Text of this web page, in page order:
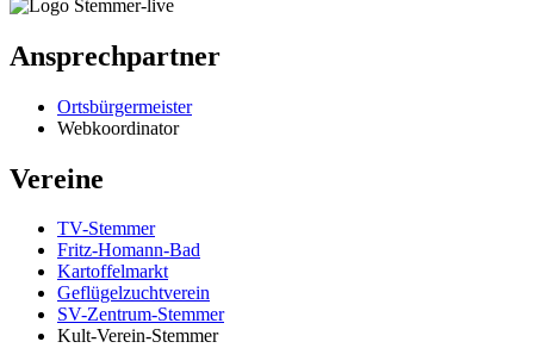
Ansprechpartner
Ortsbürgermeister
Webkoordinator
Vereine
TV-Stemmer
Fritz-Homann-Bad
Kartoffelmarkt
Geflügelzuchtverein
SV-Zentrum-Stemmer
Kult-Verein-Stemmer